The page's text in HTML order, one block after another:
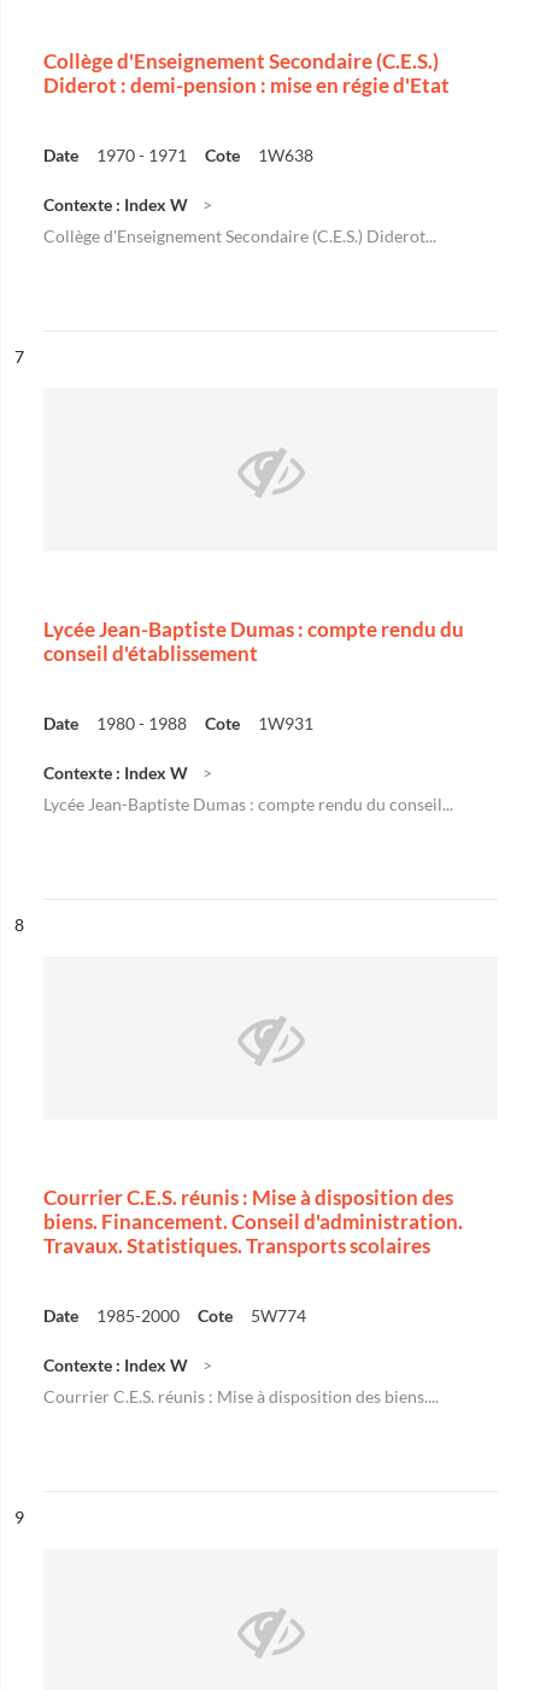
Collège d'Enseignement Secondaire (C.E.S.)
Diderot : demi-pension : mise en régie d'Etat
Date 1970 - 1971 Cote 1W638
Contexte : Index W
Collège d'Enseignement Secondaire (C.E.S.) Diderot...
n°
7
Lycée Jean-Baptiste Dumas : compte rendu du
conseil d'établissement
Date 1980 - 1988 Cote 1W931
Contexte : Index W
Lycée Jean-Baptiste Dumas : compte rendu du conseil...
n°
8
Courrier C.E.S. réunis : Mise à disposition des
biens. Financement. Conseil d'administration.
Travaux. Statistiques. Transports scolaires
Date 1985-2000 Cote 5W774
Contexte : Index W
Courrier C.E.S. réunis : Mise à disposition des biens....
n°
9